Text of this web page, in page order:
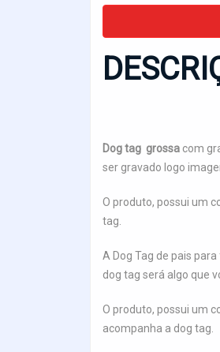
Dog tag grossa com
ser gravado logo
O produto, possui um
tag.
A Dog Tag de pais
dog tag será algo que
O produto, possui um
acompanha a dog tag.